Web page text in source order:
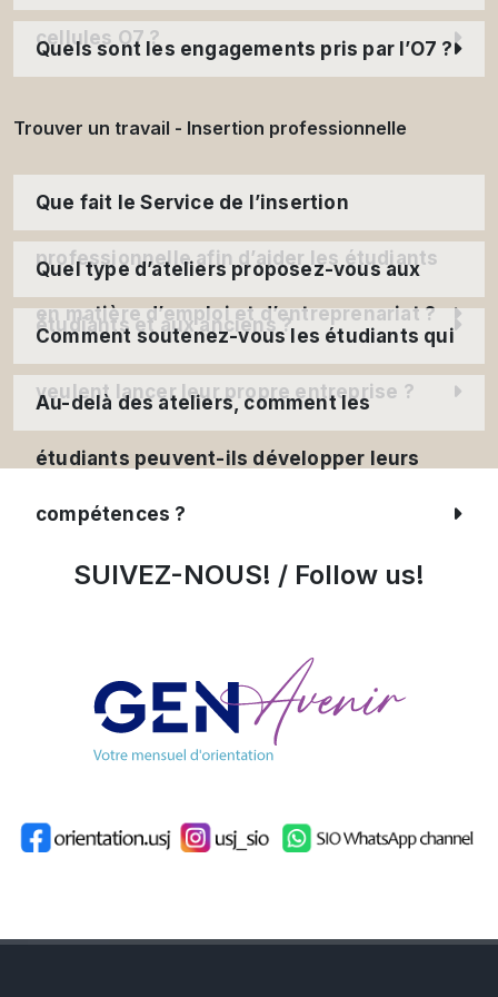
cellules O7 ?
Quels sont les engagements pris par l’O7 ?
Trouver un travail - Insertion professionnelle
Que fait le Service de l’insertion
professionnelle afin d’aider les étudiants
en matière d’emploi et d’entreprenariat ?
Quel type d’ateliers proposez-vous aux
étudiants et aux anciens ?
Comment soutenez-vous les étudiants qui
veulent lancer leur propre entreprise ?
Au-delà des ateliers, comment les
étudiants peuvent-ils développer leurs
compétences ?
SUIVEZ-NOUS! / Follow us!